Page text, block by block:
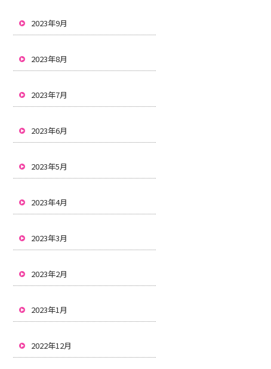
2023年9月
2023年8月
2023年7月
2023年6月
2023年5月
2023年4月
2023年3月
2023年2月
2023年1月
2022年12月